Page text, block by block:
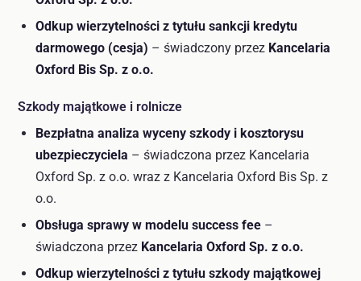
Odkup wierzytelności z tytułu sankcji kredytu
darmowego (cesja) – świadczony przez Kancelaria
Oxford Bis Sp. z o.o.
Szkody majątkowe i rolnicze
Bezpłatna analiza wyceny szkody i kosztorysu
ubezpieczyciela – świadczona przez Kancelaria
Oxford Sp. z o.o. wraz z Kancelaria Oxford Bis Sp. z
o.o.
Obsługa sprawy w modelu success fee –
świadczona przez Kancelaria Oxford Sp. z o.o.
Odkup wierzytelności z tytułu szkody majątkowej